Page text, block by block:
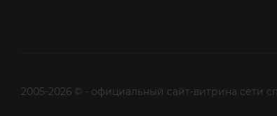
2005-2026 © - официальный сайт-витрина сети